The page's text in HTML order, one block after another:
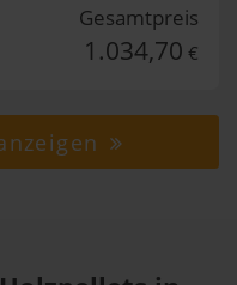
Gesamtpreis
1.034,70 €